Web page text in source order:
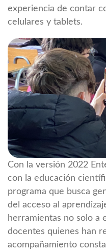
experiencia de contar
celulares y tablets.
Con la versión 2022
con la educación
programa que busca
del acceso al
herramientas no solo a
docentes quienes han
acompañamiento